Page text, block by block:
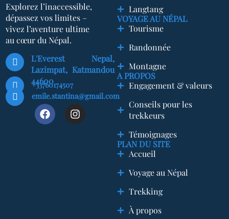
Explorez l’inaccessible,
dépassez vos limites –
vivez l’aventure ultime
au cœur du Népal.
L'Everest Nepal,
Lazimpat, Katmandou
44600
+33760174507
emile.stantina@gmail.com
Langtang
VOYAGE AU NÉPAL
Tourisme
Randonnée
Montagne
A PROPOS
Engagement & valeurs
Conseils pour les
trekkeurs
Témoignages
PLAN DU SITE
Accueil
Voyage au Népal
Trekking
À propos